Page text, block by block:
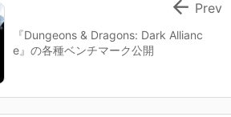
『Dungeons & Dragons: Dark Allianc
e』の各種ベンチマーク公開
 Prev